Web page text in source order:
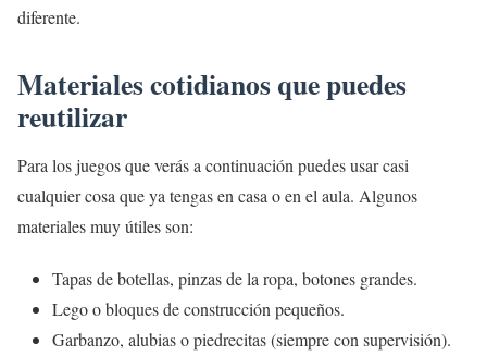
diferente.
Materiales cotidianos que puedes
reutilizar
Para los juegos que verás a continuación puedes usar casi
cualquier cosa que ya tengas en casa o en el aula. Algunos
materiales muy útiles son:
Tapas de botellas, pinzas de la ropa, botones grandes.
Lego o bloques de construcción pequeños.
Garbanzo, alubias o piedrecitas (siempre con supervisión).